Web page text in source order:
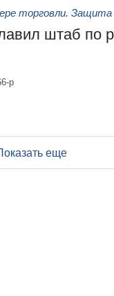
торговли.
штаб по
р
еще